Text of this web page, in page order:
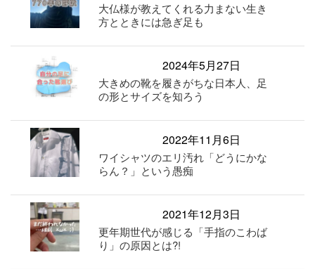
大仏様が教えてくれる力まない生き
方とときには急ぎ足も
2024年5月27日
大きめの靴を履きがちな日本人、足
の形とサイズを知ろう
2022年11月6日
ワイシャツのエリ汚れ「どうにかな
らん？」という愚痴
2021年12月3日
更年期世代が感じる「手指のこわば
り」の原因とは?!